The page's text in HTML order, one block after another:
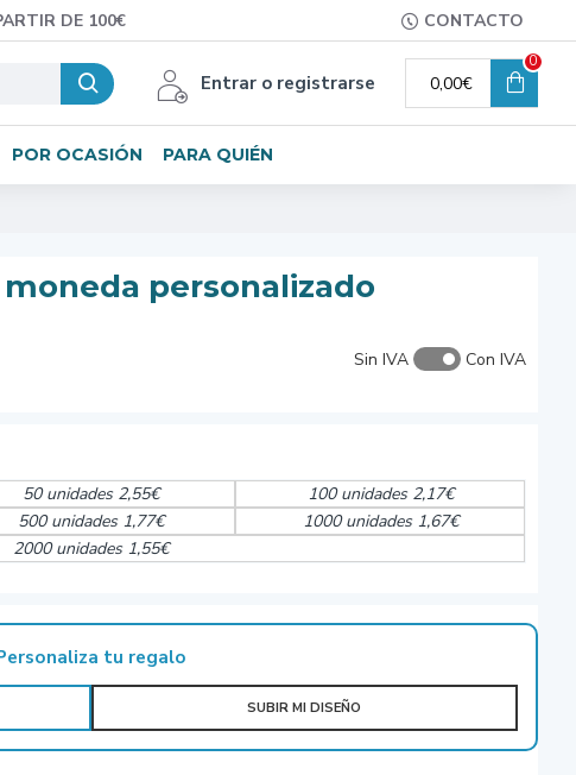
DE 100€ CONTACTO
Entrar o registrarse 0,00€
0
POR OCASIÓN PARA QUIÉN
personalizado
Sin IVA Con IVA
50 unidades 2,55€
100 unidades 2,17€
500 unidades 1,77€
1000 unidades 1,67€
2000 unidades 1,55€
tu regalo
SUBIR MI DISEÑO